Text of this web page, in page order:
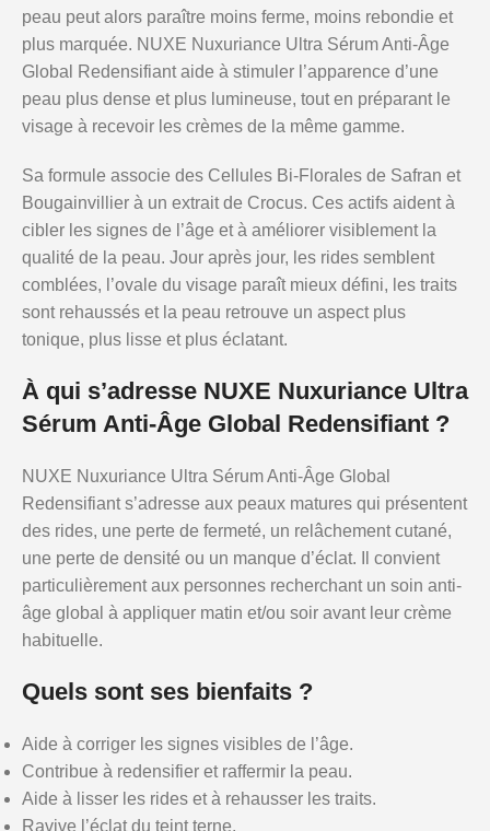
peau peut alors paraître moins ferme, moins rebondie et
plus marquée. NUXE Nuxuriance Ultra Sérum Anti-Âge
Global Redensifiant aide à stimuler l’apparence d’une
peau plus dense et plus lumineuse, tout en préparant le
visage à recevoir les crèmes de la même gamme.
Sa formule associe des Cellules Bi-Florales de Safran et
Bougainvillier à un extrait de Crocus. Ces actifs aident à
cibler les signes de l’âge et à améliorer visiblement la
qualité de la peau. Jour après jour, les rides semblent
comblées, l’ovale du visage paraît mieux défini, les traits
sont rehaussés et la peau retrouve un aspect plus
tonique, plus lisse et plus éclatant.
À qui s’adresse NUXE Nuxuriance Ultra
Sérum Anti-Âge Global Redensifiant ?
NUXE Nuxuriance Ultra Sérum Anti-Âge Global
Redensifiant s’adresse aux peaux matures qui présentent
des rides, une perte de fermeté, un relâchement cutané,
une perte de densité ou un manque d’éclat. Il convient
particulièrement aux personnes recherchant un soin anti-
âge global à appliquer matin et/ou soir avant leur crème
habituelle.
Quels sont ses bienfaits ?
Aide à corriger les signes visibles de l’âge.
Contribue à redensifier et raffermir la peau.
Aide à lisser les rides et à rehausser les traits.
Ravive l’éclat du teint terne.